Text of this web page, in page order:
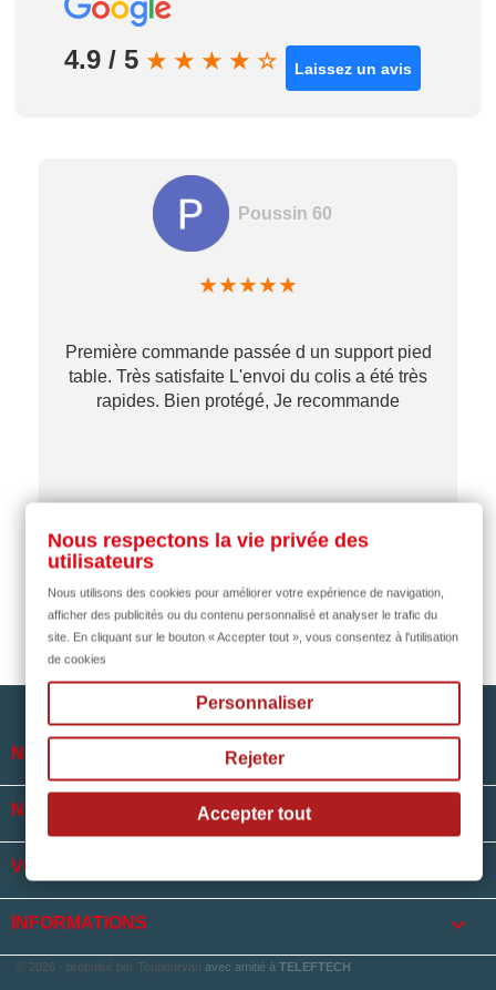
4.9 / 5 ★ ★ ★ ★ ☆ Laissez un avis
Poussin 60
★★★★★
Première commande passée d un support pied
table. Très satisfaite L'envoi du colis a été très
rapides. Bien protégé, Je recommande
NOTRE SOCIÉTÉ
NOS HORAIRES
VOTRE COMPTE
INFORMATIONS keyboard_arrow_down
© 2026 - propulsé par Toupourvan avec amitié à TELEFTECH
Nous respectons la vie privée des
utilisateurs
Nous utilisons des cookies pour améliorer votre expérience de navigation,
afficher des publicités ou du contenu personnalisé et analyser le trafic du
site. En cliquant sur le bouton « Accepter tout », vous consentez à l'utilisation
de cookies
Personnaliser
Rejeter
Accepter tout